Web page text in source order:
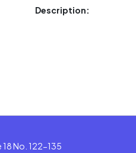
Description:
18 No. 122-135